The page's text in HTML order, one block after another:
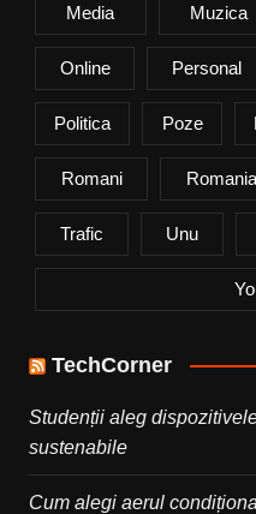
Media Muzica
Online Personal
Politica Poze
Romani Romania
Trafic Unu
TechCorner
Studenții aleg
sustenabile
Cum alegi aerul